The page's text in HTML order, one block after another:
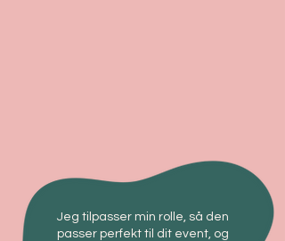
Jeg tilpasser min rolle, så den
passer perfekt til dit event, og